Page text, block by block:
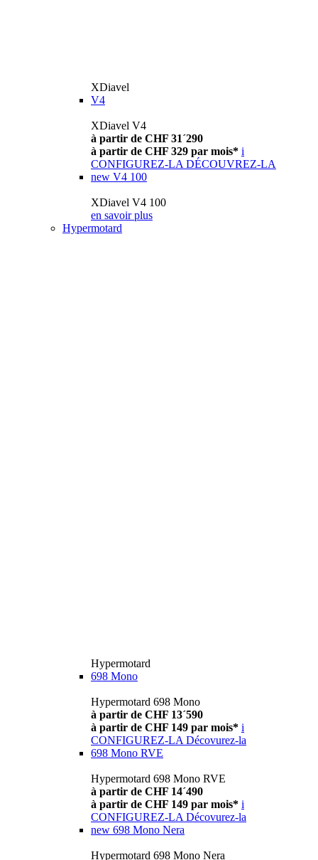
XDiavel
V4
XDiavel V4
à partir de CHF 31´290
à partir de CHF 329 par mois* i
CONFIGUREZ-LA DÉCOUVREZ-LA
new V4 100
XDiavel V4 100
en savoir plus
Hypermotard
Hypermotard
698 Mono
Hypermotard 698 Mono
à partir de CHF 13´590
à partir de CHF 149 par mois* i
CONFIGUREZ-LA Décovurez-la
698 Mono RVE
Hypermotard 698 Mono RVE
à partir de CHF 14´490
à partir de CHF 149 par mois* i
CONFIGUREZ-LA Décovurez-la
new 698 Mono Nera
Hypermotard 698 Mono Nera